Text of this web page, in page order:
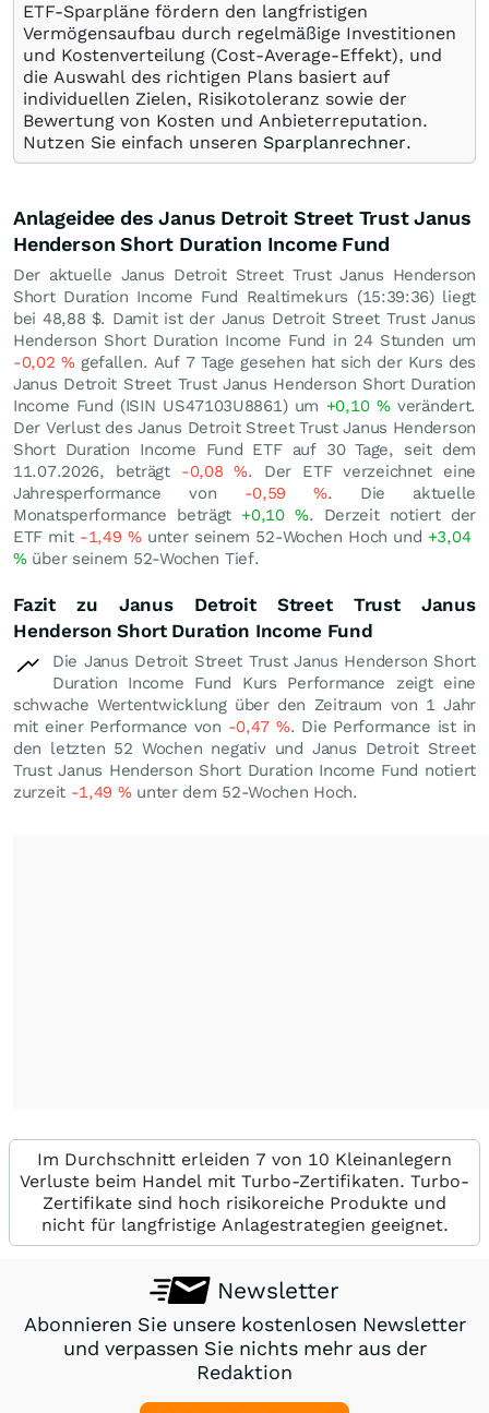
ETF-Sparpläne fördern den langfristigen
Vermögensaufbau durch regelmäßige Investitionen
und Kostenverteilung (Cost-Average-Effekt), und
die Auswahl des richtigen Plans basiert auf
individuellen Zielen, Risikotoleranz sowie der
Bewertung von Kosten und Anbieterreputation.
Nutzen Sie einfach unseren Sparplanrechner.
Anlageidee des Janus Detroit Street Trust Janus
Henderson Short Duration Income Fund
Der aktuelle Janus Detroit Street Trust Janus Henderson
Short Duration Income Fund Realtimekurs (15:39:36) liegt
bei 48,88 $. Damit ist der Janus Detroit Street Trust Janus
Henderson Short Duration Income Fund in 24 Stunden um
-0,02 %gefallen. Auf 7 Tage gesehen hat sich der Kurs des
Janus Detroit Street Trust Janus Henderson Short Duration
Income Fund (ISIN US47103U8861) um +0,10 %verändert.
Der Verlust des Janus Detroit Street Trust Janus Henderson
Short Duration Income Fund ETF auf 30 Tage, seit dem
11.07.2026, beträgt -0,08%. Der ETF verzeichnet eine
Jahresperformance von -0,59%. Die aktuelle
Monatsperformance beträgt +0,10 %. Derzeit notiert der
ETF mit -1,49 %unter seinem 52-Wochen Hoch und +3,04
%über seinem 52-Wochen Tief.
Fazit zu Janus Detroit Street Trust Janus
Henderson Short Duration Income Fund
Die Janus Detroit Street Trust Janus Henderson Short
Duration Income Fund Kurs Performance zeigt eine
schwache Wertentwicklung über den Zeitraum von 1 Jahr
mit einer Performance von -0,47%. Die Performance ist in
den letzten 52 Wochen negativ und Janus Detroit Street
Trust Janus Henderson Short Duration Income Fund notiert
zurzeit -1,49 %unter dem 52-Wochen Hoch.
Im Durchschnitt erleiden 7 von 10 Kleinanlegern
Verluste beim Handel mit Turbo-Zertifikaten. Turbo-
Zertifikate sind hoch risikoreiche Produkte und
nicht für langfristige Anlagestrategien geeignet.
Newsletter
Abonnieren Sie unsere kostenlosen Newsletter
und verpassen Sie nichts mehr aus der
Redaktion